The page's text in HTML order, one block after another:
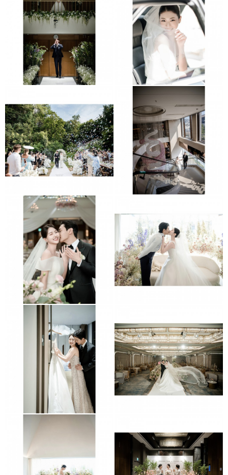
서울대이라운지 보넬리가든
보넬리가든 동대문 JW매리어트호텔
더링크호텔 메종디탈리
신도림더세인트 르비르모어
메종디탈리 JW동대문매리어트